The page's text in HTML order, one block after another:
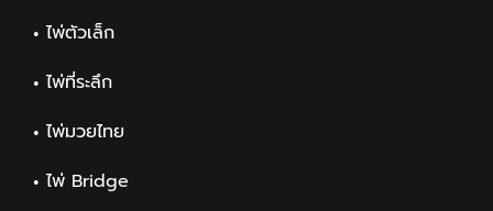
ไพ่ตัวเล็ก
ไพ่ที่ระลึก
ไพ่มวยไทย
ไพ่ Bridge